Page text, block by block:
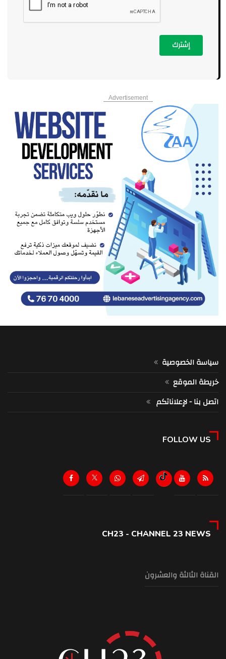
إشترك
Advertisement
سياسة الخصوصية
خريطة الموقع
اتصل بنا - لإعلاناتكم
FOLLOW US
CH23 - CHANNEL 23 NEWS
القناة الثالثة والعشرون